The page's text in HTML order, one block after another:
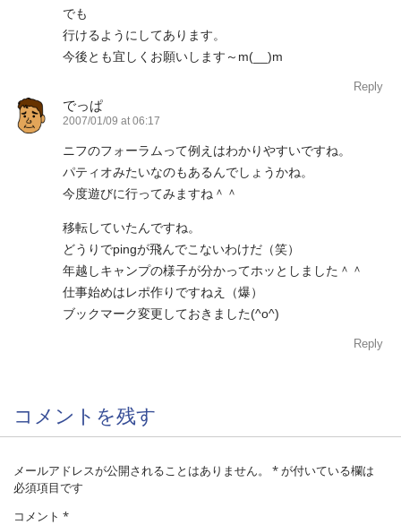
でも
行けるようにしてあります。
今後とも宜しくお願いします～m(__)m
Reply
でっぱ
2007/01/09 at 06:17
ニフのフォーラムって例えはわかりやすいですね。
パティオみたいなのもあるんでしょうかね。
今度遊びに行ってみますね＾＾
移転していたんですね。
どうりでpingが飛んでこないわけだ（笑）
年越しキャンプの様子が分かってホッとしました＾＾
仕事始めはレポ作りですねえ（爆）
ブックマーク変更しておきました(^o^)
Reply
コメントを残す
メールアドレスが公開されることはありません。 *が付いている欄は
必須項目です
コメント *